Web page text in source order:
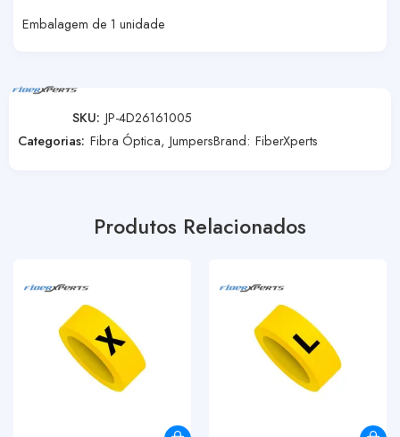
Embalagem de 1 unidade
SKU: JP-4D26161005
Categorias: Fibra Óptica, JumpersBrand: FiberXperts
Produtos Relacionados